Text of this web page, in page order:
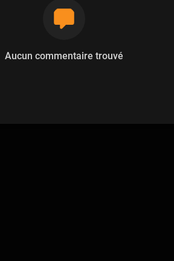
Aucun commentaire trouvé